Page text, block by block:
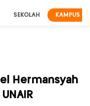
SEKOLAH KAMPUS
Hermansyah